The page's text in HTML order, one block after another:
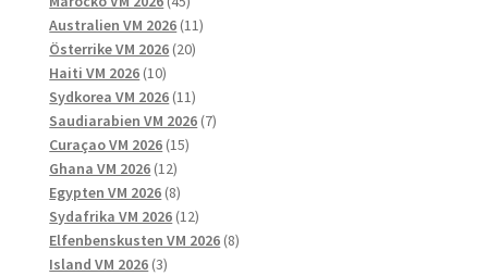
produkter
Australien VM 2026 1111
Österrike VM 2026 2020
Haiti VM 2026 1010
produkter
Sydkorea VM 2026 1111
produkter
Saudiarabien VM 2026 77
Curaçao VM 2026 1515
Ghana VM 2026 1212
produkter
Egypten VM 2026 88
produkter
Sydafrika VM 2026 1212
produkter
Elfenbenskusten VM 2026 88
Island VM 2026 33